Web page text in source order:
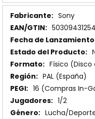
Más
Información
Sony
Físico (Disco
PAL (España)
16 (Compras In-
1/2
Lucha/